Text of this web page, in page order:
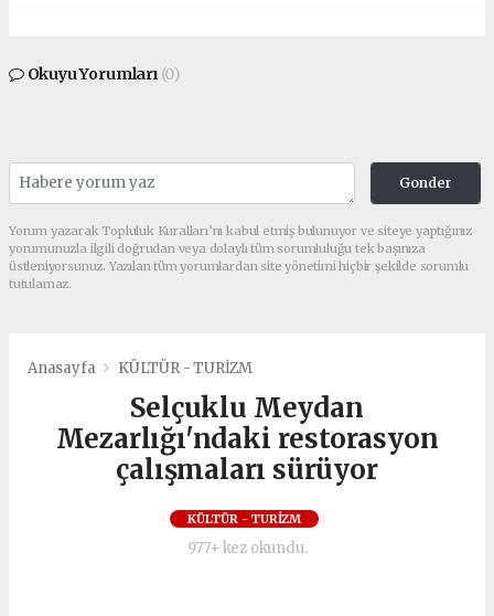
Okuyu Yorumları (0)
Gonder
Yorum yazarak Topluluk Kuralları’nı kabul etmiş bulunuyor ve siteye yaptığınız
yorumunuzla ilgili doğrudan veya dolaylı tüm sorumluluğu tek başınıza
üstleniyorsunuz. Yazılan tüm yorumlardan site yönetimi hiçbir şekilde sorumlu
tutulamaz.
Anasayfa KÜLTÜR - TURİZM
Selçuklu Meydan
Mezarlığı'ndaki restorasyon
çalışmaları sürüyor
KÜLTÜR - TURİZM
977+ kez okundu.